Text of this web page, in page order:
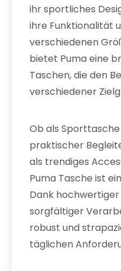
ihr sportliches
ihre Funktionalität
verschiedenen
bietet Puma eine
Taschen, die den
verschiedener
Ob als
praktischer
als trendiges
Puma Tasche ist
Dank
sorgfältiger
robust und
täglichen